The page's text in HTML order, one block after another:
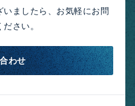
ましたら、お気軽にお問
さい。
わせ